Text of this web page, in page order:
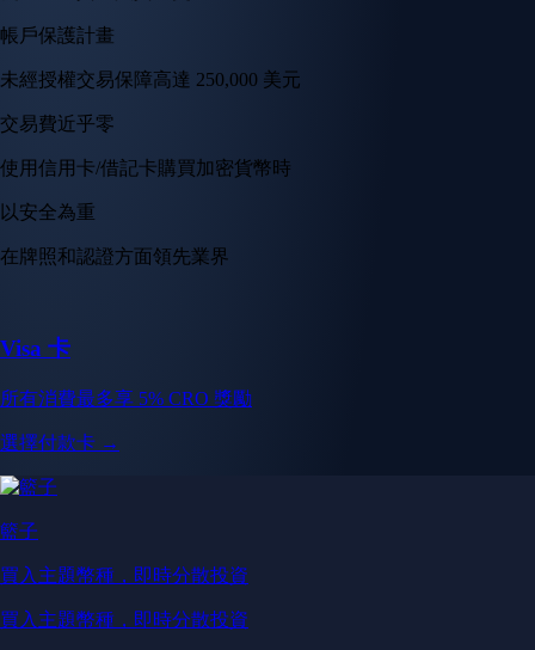
帳戶保護計畫
未經授權交易保障高達 250,000 美元
交易費近乎零
使用信用卡/借記卡購買加密貨幣時
以安全為重
在牌照和認證方面領先業界
Visa 卡
所有消費最多享 5% CRO 獎勵
選擇付款卡 →
籃子
買入主題幣種，即時分散投資
買入主題幣種，即時分散投資